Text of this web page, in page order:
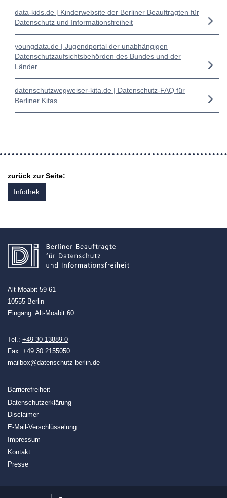
data-kids.de | Kinderwebsite der Berliner Beauftragten für
Datenschutz und Informationsfreiheit
youngdata.de | Jugendportal der unabhängigen
Datenschutzaufsichtsbehörden des Bundes und der
Länder
datenschutzwegweiser-kita.de | Datenschutz-FAQ für
Berliner Kitas
zurück zur Seite:
Infothek
Alt-Moabit 59-61
10555 Berlin
Eingang: Alt-Moabit 60
Tel.: +49 30 13889-0
Fax: +49 30 2155050
mailbox@datenschutz-berlin.de
Barrierefreiheit
Datenschutzerklärung
Disclaimer
E-Mail-Verschlüsselung
Impressum
Kontakt
Presse